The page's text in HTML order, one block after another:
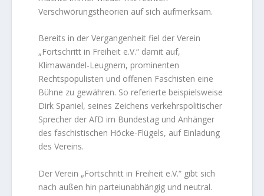
Verschwörungstheorien auf sich aufmerksam.
Bereits in der Vergangenheit fiel der Verein
„Fortschritt in Freiheit e.V.“ damit auf,
Klimawandel-Leugnern, prominenten
Rechtspopulisten und offenen Faschisten eine
Bühne zu gewähren. So referierte beispielsweise
Dirk Spaniel, seines Zeichens verkehrspolitischer
Sprecher der AfD im Bundestag und Anhänger
des faschistischen Höcke-Flügels, auf Einladung
des Vereins.
Der Verein „Fortschritt in Freiheit e.V.“ gibt sich
nach außen hin parteiunabhängig und neutral.